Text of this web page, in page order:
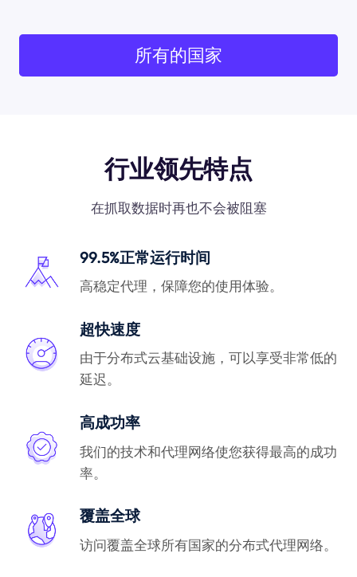
所有的国家
行业领先特点
在抓取数据时再也不会被阻塞
99.5%正常运行时间
高稳定代理，保障您的使用体验。
超快速度
由于分布式云基础设施，可以享受非常低的
延迟。
高成功率
我们的技术和代理网络使您获得最高的成功
率。
覆盖全球
访问覆盖全球所有国家的分布式代理网络。